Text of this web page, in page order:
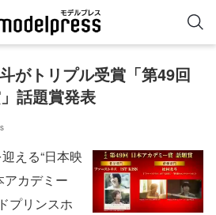
がトリプル受賞「第49回
話題賞発表
える“日本映
アカデミー
プリンスホ